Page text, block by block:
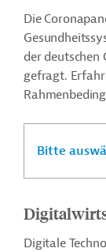
Die
der
gefragt.
Bitte
Digitale